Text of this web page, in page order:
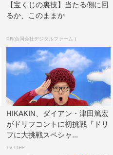
【宝くじの裏技】当たる側に回
るか、このままか
PR(合同会社デジタルファーム )
HIKAKIN、ダイアン・津田篤宏
がドリフコントに初挑戦『ドリ
フに大挑戦スペシャ...
TV LIFE